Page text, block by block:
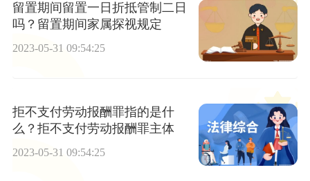
留置期间留置一日折抵管制二日
吗？留置期间家属探视规定
2023-05-31 09:54:25
拒不支付劳动报酬罪指的是什
么？拒不支付劳动报酬罪主体
2023-05-31 09:54:25